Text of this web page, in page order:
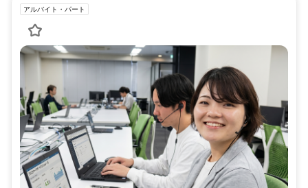
アルバイト・パート